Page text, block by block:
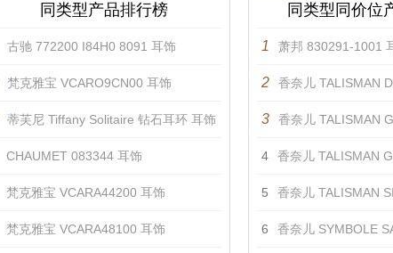
同类型产品排行榜
古驰 772200 I84H0 8091 耳饰
梵克雅宝 VCARO9CN00 耳饰
蒂芙尼 Tiffany Solitaire 钻石耳环 耳饰
CHAUMET 083344 耳饰
梵克雅宝 VCARA44200 耳饰
梵克雅宝 VCARA48100 耳饰
同类型同价位
1 萧邦 830291-1001
2 香奈儿 TALISMAN DE
3 香奈儿 TALISMAN
4 香奈儿 TALISMAN
5 香奈儿 TALISMAN
6 香奈儿 SYMBOLE